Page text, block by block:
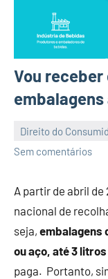
Vou
Direito do
Economia
Finanças
Sem comentários
A partir de abril
nacional de
seja, embalagens
ou aço, até 3 litros
paga. Portanto,